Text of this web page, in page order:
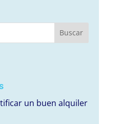
un buen alquiler